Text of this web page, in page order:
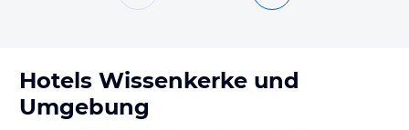
Hotels Wissenkerke und
Umgebung